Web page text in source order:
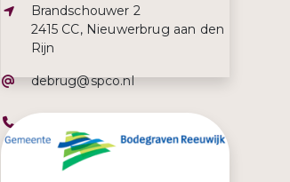
Adres:
Brandschouwer 2
2415 CC, Nieuwerbrug aan den
Rijn
E-mailadres:
debrug@spco.nl